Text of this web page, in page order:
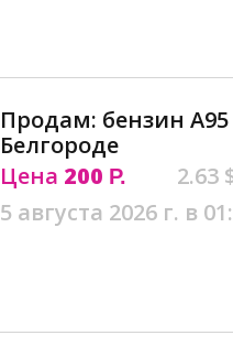
Продам: бензин
Белгороде
Цена 200 Р.
2.63
5 августа 2026 г. в